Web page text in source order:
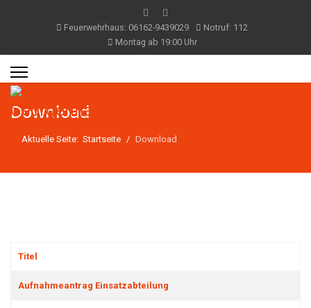
Feuerwehrhaus: 06162-9439029
Notruf: 112
Montag ab 19:00 Uhr
Download
Aktuelle Seite: Startseite Download
Titel
Aufnahmeantrag Einsatzabteilung